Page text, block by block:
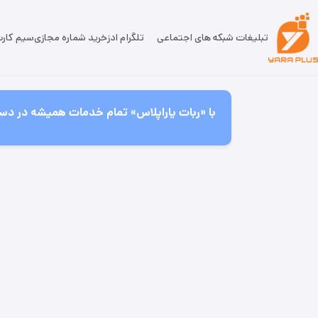
تبلیغات شبکه های اجتماعی تلگرام ادزخرید شماره مجازیسیم
با «ربات یاراپلاس» تمام خدمات همیشه در